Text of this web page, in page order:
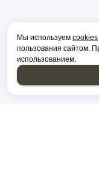
Мы используем cookies
пользования сайтом.
использованием.